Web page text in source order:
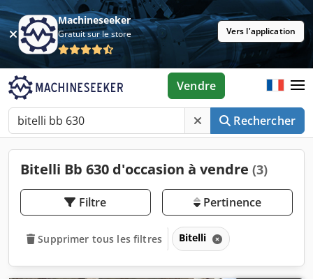
Machineseeker
Gratuit sur le store Vers l'application
Rechercher
Vendre
Bitelli Bb 630 d'occasion à vendre (3)
Filtre Pertinence
Supprimer tous les filtres Bitelli